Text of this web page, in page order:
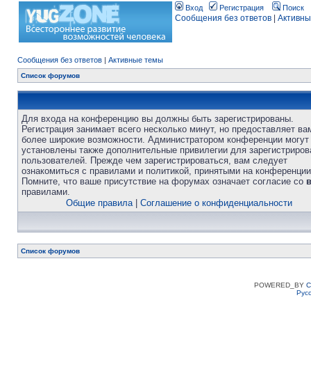
Вход Регистрация Поиск
Сообщения без ответов
Сообщения без ответов | Активные темы
Список форумов
Для входа на конференцию вы должны быть зарегистрированы.
Регистрация занимает всего несколько минут, но предоставляет
более широкие возможности. Администратором конференции
установлены также дополнительные привилегии для
пользователей. Прежде чем зарегистрироваться, вам следует
ознакомиться с правилами и политикой, принятыми на
Помните, что ваше присутствие на форумах означает согласие со
правилами.
Общие правила| Соглашение о конфиденциальности
Список форумов
POWERED_BY